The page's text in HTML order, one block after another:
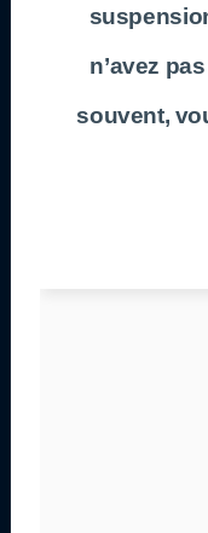
n’avez
souvent,